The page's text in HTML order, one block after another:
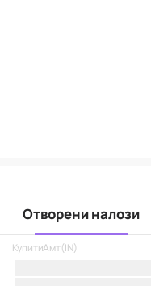
Отворени налози
КупитиАмт (IN)